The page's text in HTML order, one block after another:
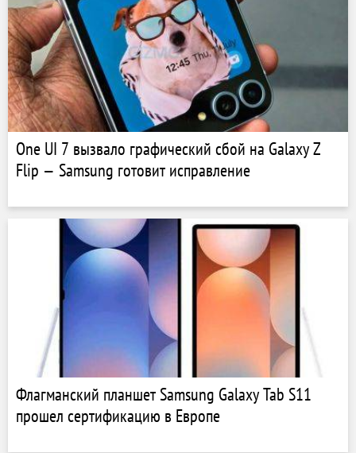
One UI 7 вызвало графический сбой на Galaxy Z
Flip — Samsung готовит исправление
Флагманский планшет Samsung Galaxy Tab S11
прошел сертификацию в Европе